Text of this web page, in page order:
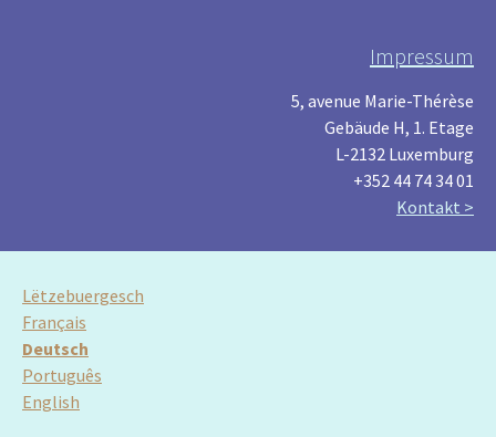
Impressum
5, avenue Marie-Thérèse
Gebäude H, 1. Etage
L-2132 Luxemburg
+352 44 74 34 01
Kontakt >
Lëtzebuergesch
Français
Deutsch
Português
English